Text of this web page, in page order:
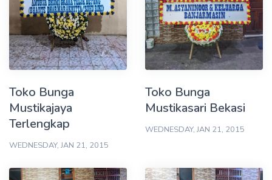
Toko Bunga
Mustikajaya
Terlengkap
WEDNESDAY, JAN 21, 2015
Toko Bunga
Mustikasari Bekasi
WEDNESDAY, JAN 21, 2015